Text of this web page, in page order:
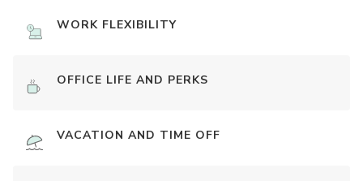
WORK FLEXIBILITY
OFFICE LIFE AND PERKS
VACATION AND TIME OFF